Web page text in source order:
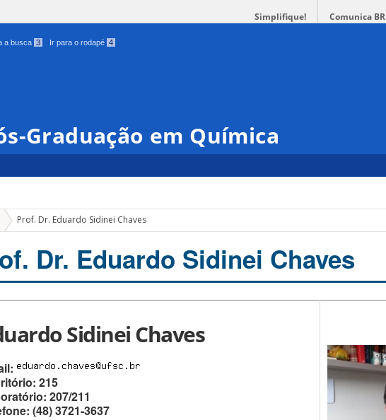
Simplifique! Comunica BR
a busca 3 Ir para o rodapé 4
Graduação em Química
Prof. Dr. Eduardo Sidinei Chaves
Dr. Eduardo Sidinei Chaves
Sidinei Chaves
215
207/211
(48) 3721-3637